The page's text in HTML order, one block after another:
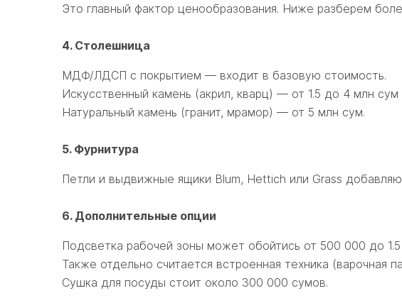
Это главный фактор ценообразования. Ниже разберем
4. Столешница
МДФ/ЛДСП с покрытием — входит в базовую стоимость.
Искусственный камень (акрил, кварц) — от 1.5 до 4 млн сум
Натуральный камень (гранит, мрамор) — от 5 млн сум.
5. Фурнитура
Петли и выдвижные ящики Blum, Hettich или Grass
6. Дополнительные опции
Подсветка рабочей зоны может обойтись от 500 000 до
Также отдельно считается встроенная техника
Сушка для посуды стоит около 300 000 сумов.